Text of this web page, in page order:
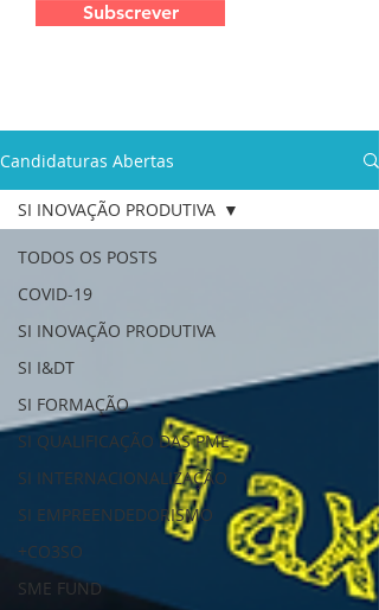
Subscrever
Candidaturas Abertas
TODOS OS POSTS
COVID-19
SI INOVAÇÃO PRODUTIVA
SI I&DT
SI FORMAÇÃO
SI QUALIFICAÇÃO DAS PME
SI INTERNACIONALIZAÇÃO
SI EMPREENDEDORISMO
+CO3SO
SME FUND
SI INOVAÇÃO PRODUTIVA